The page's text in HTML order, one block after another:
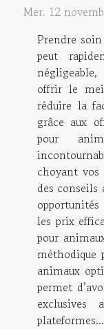
Mer. 12
Prendre
peut
offrir le
réduire la
grâce aux
pour
choyant vos
des conseils
les prix
pour
méthodique
animaux
permet
exclusives
plateformes...